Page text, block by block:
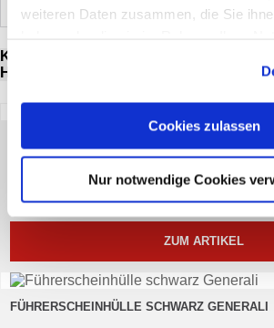
weiteren Daten zusammen, die Sie
Cookies, wenn Sie unsere Webseite
Cookies zulassen
Nur notwendige Cookies
LAMY KUGELSCHREIBER GENERALI ROT
KUNDEN, DIE DIESEN ARTIKEL
HABEN AUCH FOLGENDE ARTIKEL
*
5 Stück (€ 1,74 / Stück)
ZUM ARTIKEL
FÜHRERSCHEINHÜLLE SCHWARZ GENERALI